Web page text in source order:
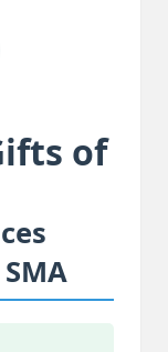
of